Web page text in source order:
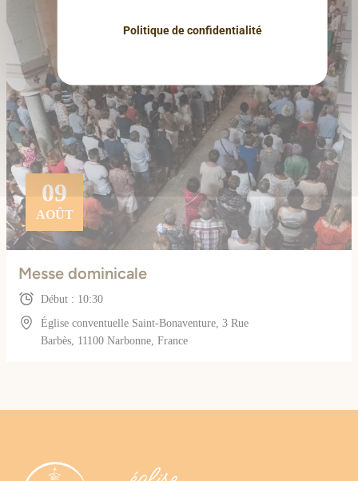
Politique de confidentialité
09
AOÛT
Messe dominicale
Début : 10:30
Église conventuelle Saint-Bonaventure, 3 Rue
Barbès, 11100 Narbonne, France